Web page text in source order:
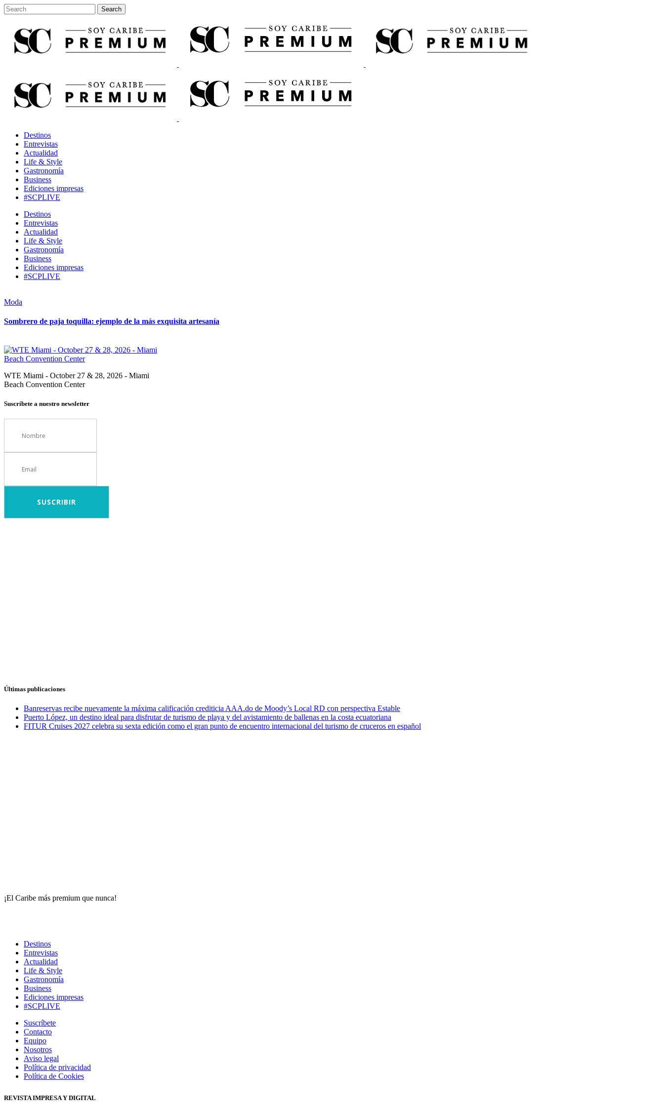
Destinos
Entrevistas
Actualidad
Life & Style
Gastronomía
Business
Ediciones impresas
#SCPLIVE
Destinos
Entrevistas
Actualidad
Life & Style
Gastronomía
Business
Ediciones impresas
#SCPLIVE
Moda
Sombrero de paja toquilla: ejemplo de la más exquisita artesanía
WTE Miami - October 27 & 28, 2026 - Miami
Beach Convention Center
Suscríbete a nuestro newsletter
Últimas publicaciones
Banreservas recibe nuevamente la máxima calificación crediticia AAA.do de Moody’s Local RD con perspectiva Estable
Puerto López, un destino ideal para disfrutar de turismo de playa y del avistamiento de ballenas en la costa ecuatoriana
FITUR Cruises 2027 celebra su sexta edición como el gran punto de encuentro internacional del turismo de cruceros en español
¡El Caribe más premium que nunca!
Destinos
Entrevistas
Actualidad
Life & Style
Gastronomía
Business
Ediciones impresas
#SCPLIVE
Suscríbete
Contacto
Equipo
Nosotros
Aviso legal
Política de privacidad
Política de Cookies
REVISTA IMPRESA Y DIGITAL